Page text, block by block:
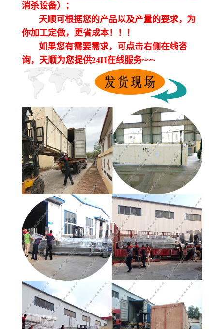
消杀设备）：
天顺可根据您的产品以及产量的要求，为
你加工定做，更省成本！！！
如果您有需要需求，可点击右侧在线咨
询，天顺为您提供24H在线服务~~~